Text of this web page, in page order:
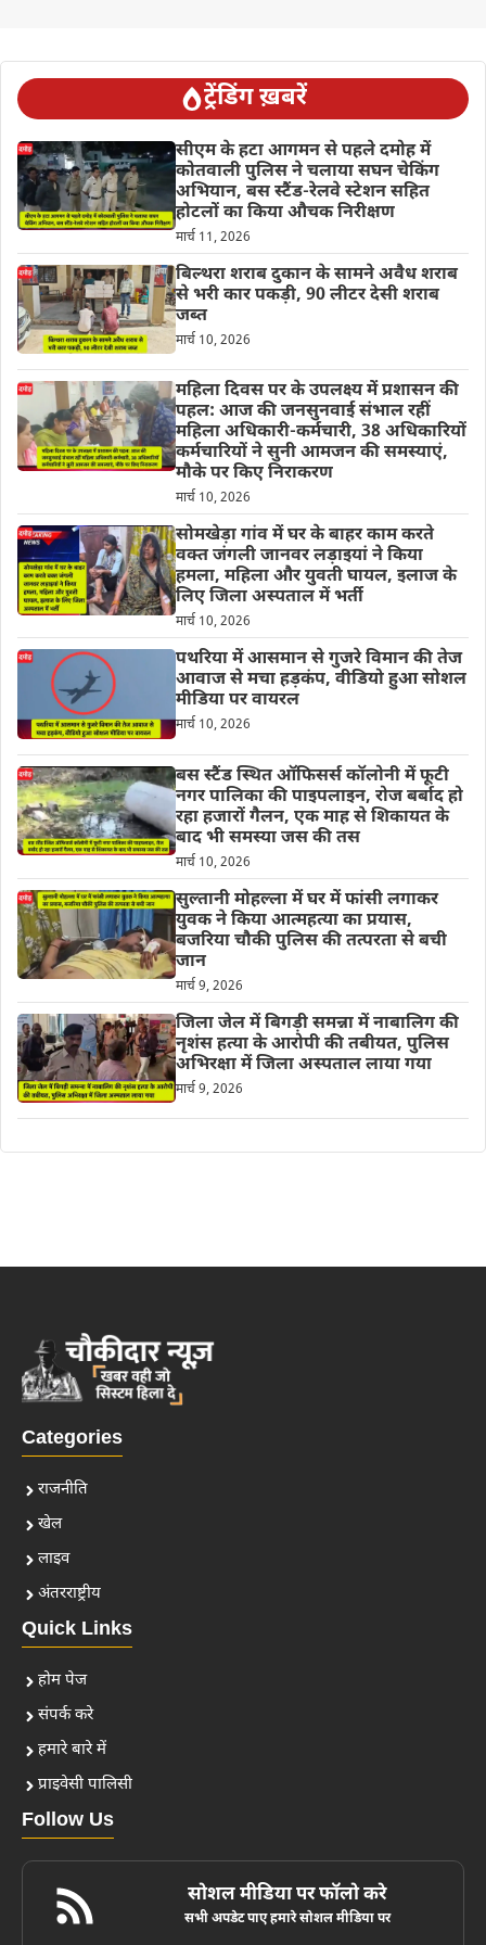
ट्रेंडिंग ख़बरें
सीएम के हटा आगमन से पहले दमोह में
कोतवाली पुलिस ने चलाया सघन चेकिंग
अभियान, बस स्टैंड-रेलवे स्टेशन सहित
होटलों का किया औचक निरीक्षण
मार्च 11, 2026
बिल्थरा शराब दुकान के सामने अवैध शराब
से भरी कार पकड़ी, 90 लीटर देसी शराब
जब्त
मार्च 10, 2026
महिला दिवस पर के उपलक्ष्य में प्रशासन की
पहल: आज की जनसुनवाई संभाल रहीं
महिला अधिकारी-कर्मचारी, 38 अधिकारियों
कर्मचारियों ने सुनी आमजन की समस्याएं,
मौके पर किए निराकरण
मार्च 10, 2026
सोमखेड़ा गांव में घर के बाहर काम करते
वक्त जंगली जानवर लड़ाइयां ने किया
हमला, महिला और युवती घायल, इलाज के
लिए जिला अस्पताल में भर्ती
मार्च 10, 2026
पथरिया में आसमान से गुजरे विमान की तेज
आवाज से मचा हड़कंप, वीडियो हुआ सोशल
मीडिया पर वायरल
मार्च 10, 2026
बस स्टैंड स्थित ऑफिसर्स कॉलोनी में फूटी
नगर पालिका की पाइपलाइन, रोज बर्बाद हो
रहा हजारों गैलन, एक माह से शिकायत के
बाद भी समस्या जस की तस
मार्च 10, 2026
सुल्तानी मोहल्ला में घर में फांसी लगाकर
युवक ने किया आत्महत्या का प्रयास,
बजरिया चौकी पुलिस की तत्परता से बची
जान
मार्च 9, 2026
जिला जेल में बिगड़ी समन्ना में नाबालिग की
नृशंस हत्या के आरोपी की तबीयत, पुलिस
अभिरक्षा में जिला अस्पताल लाया गया
मार्च 9, 2026
Categories
राजनीति
खेल
लाइव
अंतरराष्ट्रीय
Quick Links
होम पेज
संपर्क करे
हमारे बारे में
प्राइवेसी पालिसी
Follow Us
सोशल मीडिया पर फॉलो करे
सभी अपडेट पाए हमारे सोशल मीडिया पर